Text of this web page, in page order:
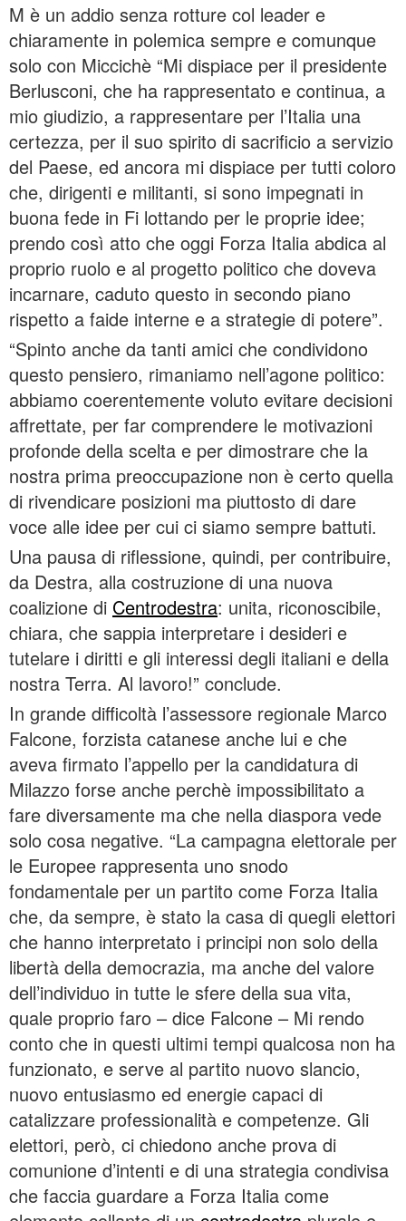
M è un addio senza rotture col leader e
chiaramente in polemica sempre e comunque
solo con Miccichè “Mi dispiace per il presidente
Berlusconi, che ha rappresentato e continua, a
mio giudizio, a rappresentare per l’Italia una
certezza, per il suo spirito di sacrificio a servizio
del Paese, ed ancora mi dispiace per tutti coloro
che, dirigenti e militanti, si sono impegnati in
buona fede in Fi lottando per le proprie idee;
prendo così atto che oggi Forza Italia abdica al
proprio ruolo e al progetto politico che doveva
incarnare, caduto questo in secondo piano
rispetto a faide interne e a strategie di potere”.
“Spinto anche da tanti amici che condividono
questo pensiero, rimaniamo nell’agone politico:
abbiamo coerentemente voluto evitare decisioni
affrettate, per far comprendere le motivazioni
profonde della scelta e per dimostrare che la
nostra prima preoccupazione non è certo quella
di rivendicare posizioni ma piuttosto di dare
voce alle idee per cui ci siamo sempre battuti.
Una pausa di riflessione, quindi, per contribuire,
da Destra, alla costruzione di una nuova
coalizione di Centrodestra: unita, riconoscibile,
chiara, che sappia interpretare i desideri e
tutelare i diritti e gli interessi degli italiani e della
nostra Terra. Al lavoro!” conclude.
In grande difficoltà l’assessore regionale Marco
Falcone, forzista catanese anche lui e che
aveva firmato l’appello per la candidatura di
Milazzo forse anche perchè impossibilitato a
fare diversamente ma che nella diaspora vede
solo cosa negative. “La campagna elettorale per
le Europee rappresenta uno snodo
fondamentale per un partito come Forza Italia
che, da sempre, è stato la casa di quegli elettori
che hanno interpretato i principi non solo della
libertà della democrazia, ma anche del valore
dell’individuo in tutte le sfere della sua vita,
quale proprio faro – dice Falcone – Mi rendo
conto che in questi ultimi tempi qualcosa non ha
funzionato, e serve al partito nuovo slancio,
nuovo entusiasmo ed energie capaci di
catalizzare professionalità e competenze. Gli
elettori, però, ci chiedono anche prova di
comunione d’intenti e di una strategia condivisa
che faccia guardare a Forza Italia come